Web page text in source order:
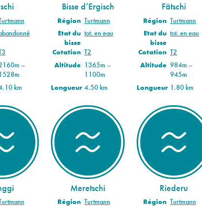
–
1528m
km
Bisse d’Ergisch
Région Turtmann
Etat du
bisse
tot. en eau
Cotation T2
Altitude 1365m –
1100m
Longueur 4.50 km
Fätschi
Région Turtmann
Etat du
bisse
tot. en eau
Cotation T2
Altitude 984m –
945m
Longueur 1.80 km
Meretschi
Région Turtmann
Riederu
Région Turtmann